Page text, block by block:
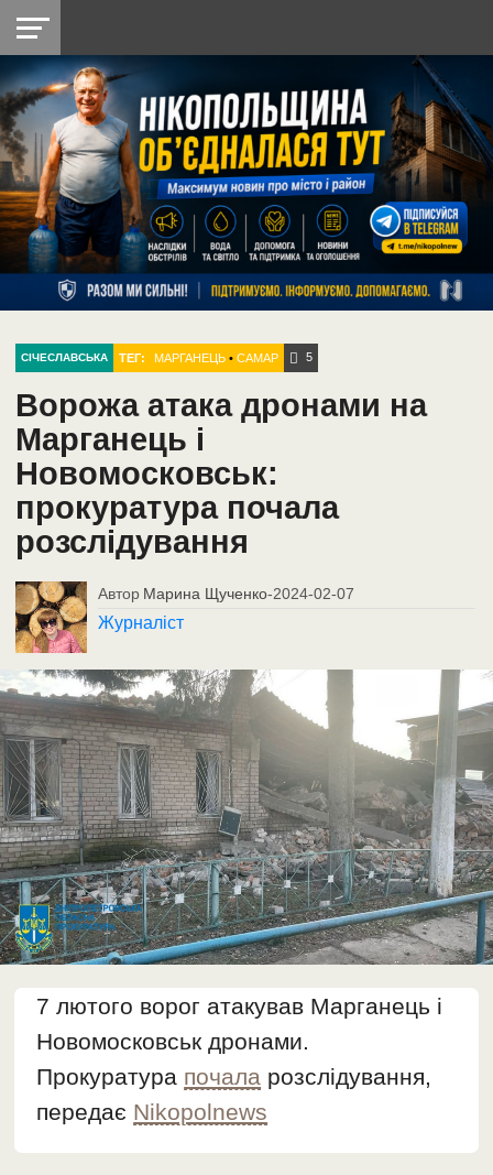
НІКОПОЛЬ
РАЙОН
СІЧЕСЛАВСЬКА
УКРАЇНА
РЕТРО
НІКОПОЛЬ
ЛАЙТ
УКРАЇНА
ДОПОМОГА
РАДІО
СІЧЕСЛАВСЬКА ТЕГ: МАРГАНЕЦЬ •САМАР 5
Ворожа атака дронами на
Марганець і
Новомосковськ:
прокуратура почала
розслідування
Автор Марина Щученко-2024-02-07
Журналіст
7 лютого ворог атакував Марганець і
Новомосковськ дронами.
Прокуратура почала розслідування,
передає Nikopolnews